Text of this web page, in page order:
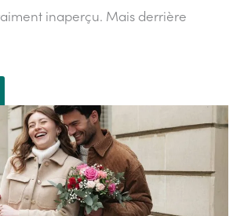
inaperçu. Mais derrière